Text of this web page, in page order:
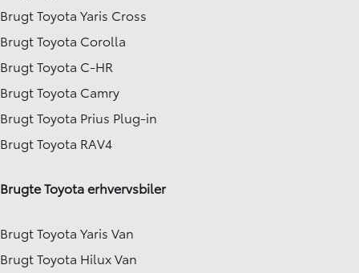
Brugt Toyota Yaris Cross
Brugt Toyota Corolla
Brugt Toyota C-HR
Brugt Toyota Camry
Brugt Toyota Prius Plug-in
Brugt Toyota RAV4
Brugte Toyota erhvervsbiler
Brugt Toyota Yaris Van
Brugt Toyota Hilux Van